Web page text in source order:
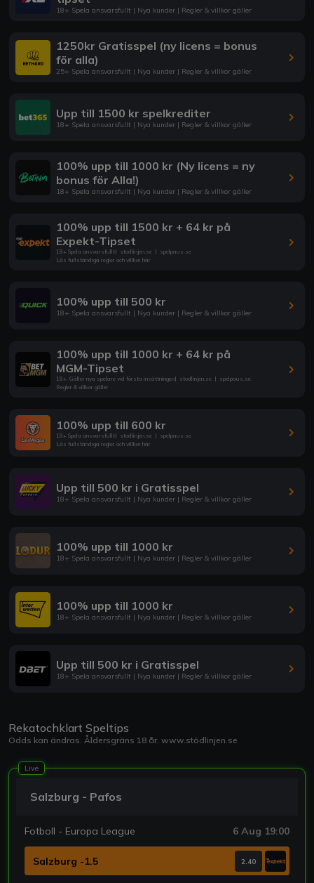
18+ Spela ansvarsfullt | Nya kunder | Regler & villkor gäller
1250kr Gratisspel (ny licens = bonus
för alla)
25+ Spela ansvarsfullt | Nya kunder | Regler & villkor gäller
Upp till 1500 kr spelkrediter
18+ Spela ansvarsfullt | Nya kunder | Regler & villkor gäller
100% upp till 1000 kr (Ny licens = ny
bonus för Alla!)
18+ Spela ansvarsfullt | Nya kunder | Regler & villkor gäller
100% upp till 1500 kr + 64 kr på
Expekt-Tipset
18+ Spela ansvarsfullt| stodlinjen.se | spelpaus.se
Läs fullständiga regler och villkor här
100% upp till 500 kr
18+ Spela ansvarsfullt | Nya kunder | Regler & villkor gäller
100% upp till 1000 kr + 64 kr på
MGM-Tipset
18+. Gäller nya spelare vid första insättningen| stodlinjen.se | spelpaus.se
Regler & villkor gäller
100% upp till 600 kr
18+ Spela ansvarsfullt| stodlinjen.se | spelpaus.se
Läs fullständiga regler och villkor här
Upp till 500 kr i Gratisspel
18+ Spela ansvarsfullt | Nya kunder | Regler & villkor gäller
100% upp till 1000 kr
18+ Spela ansvarsfullt | Nya kunder | Regler & villkor gäller
100% upp till 1000 kr
18+ Spela ansvarsfullt | Nya kunder | Regler & villkor gäller
Upp till 500 kr i Gratisspel
18+ Spela ansvarsfullt | Nya kunder | Regler & villkor gäller
Rekatochklart Speltips
Odds kan ändras. Åldersgräns 18 år. www.stödlinjen.se
Live
Salzburg - Pafos
Fotboll - Europa League 6 Aug 19:00
Salzburg -1.5 2.40